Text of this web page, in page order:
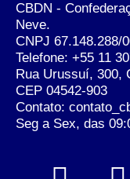
CBDN -
Neve.
CNPJ 67.148.288/
Telefone: +55 11
Rua Urussuí, 300,
CEP 04542-903
Contato:
Seg a Sex, das